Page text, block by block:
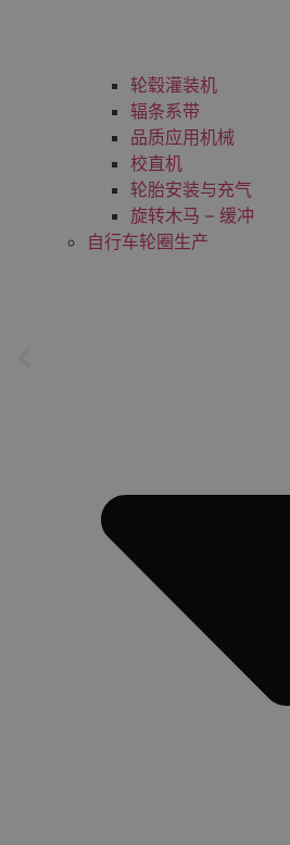
轮毂灌装机
辐条系带
品质应用机械
校直机
轮胎安装与充气
旋转木马 – 缓冲
自行车轮圈生产